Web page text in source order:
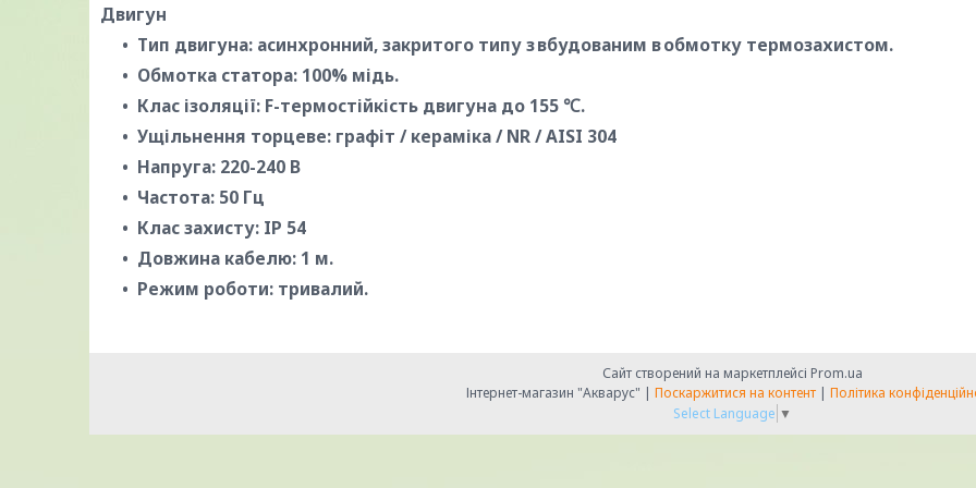
Двигун
Тип двигуна: асинхронний, закритого типу з вбудованим в обмотку термозахистом.
Обмотка статора: 100% мідь.
Клас ізоляції: F-термостійкість двигуна до 155 ℃.
Ущільнення торцеве: графіт / кераміка / NR / AISI 304
Напруга: 220-240 В
Частота: 50 Гц
Клас захисту: IP 54
Довжина кабелю: 1 м.
Режим роботи: тривалий.
Сайт створений на маркетплейсі Prom.ua
Інтернет-магазин "Акварус" | Поскаржитися на контент | Політика
Select Language ▼